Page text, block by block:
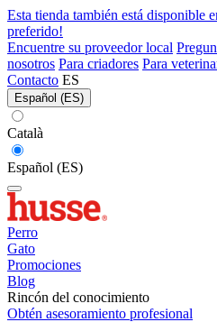
Esta tienda también está disponible
preferido!
Encuentre su proveedor local
nosotros Para criadores Para
Contacto ES
Español (ES)
Català
Español (ES)
Perro
Gato
Promociones
Blog
Rincón del conocimiento
Obtén asesoramiento profesional